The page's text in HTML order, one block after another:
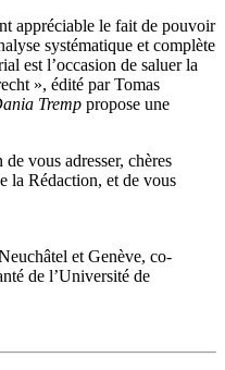
appréciable le fait de pouvoir
systématique et complète
est l’occasion de saluer la
», édité par Tomas
Tremp propose une
vous adresser, chères
la Rédaction, et de vous
et Genève, co-
de l’Université de